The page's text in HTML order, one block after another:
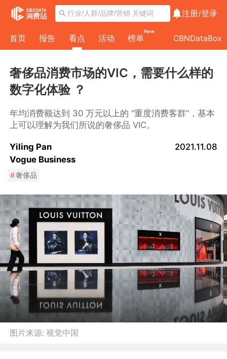
注册/登录
首页 报告 看点 活动 榜单
New
CBNDataBox
奢侈品消费市场的VIC，需要什么样的
数字化体验 ？
年均消费额达到 30 万元以上的 “重度消费客群”，基本
上可以理解为我们所说的奢侈品 VIC。
Yiling Pan
Vogue Business
2021.11.08
#奢侈品
图片来源:视觉中国